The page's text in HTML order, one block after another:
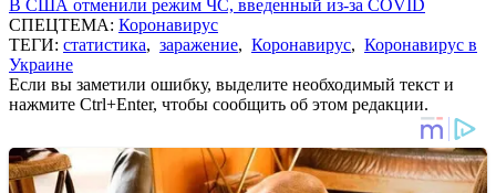
В США отменили режим ЧС, введенный из-за COVID
СПЕЦТЕМА: Коронавирус
ТЕГИ: статистика, заражение, Коронавирус, Коронавирус в
Украине
Если вы заметили ошибку, выделите необходимый текст и
нажмите Ctrl+Enter, чтобы сообщить об этом редакции.